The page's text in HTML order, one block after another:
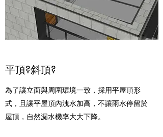
平頂?斜頂?
為了讓立面與周圍環境一致，採用平屋頂形
式，且讓平屋頂內洩水加高，不讓雨水停留於
屋頂，自然漏水機率大大下降。